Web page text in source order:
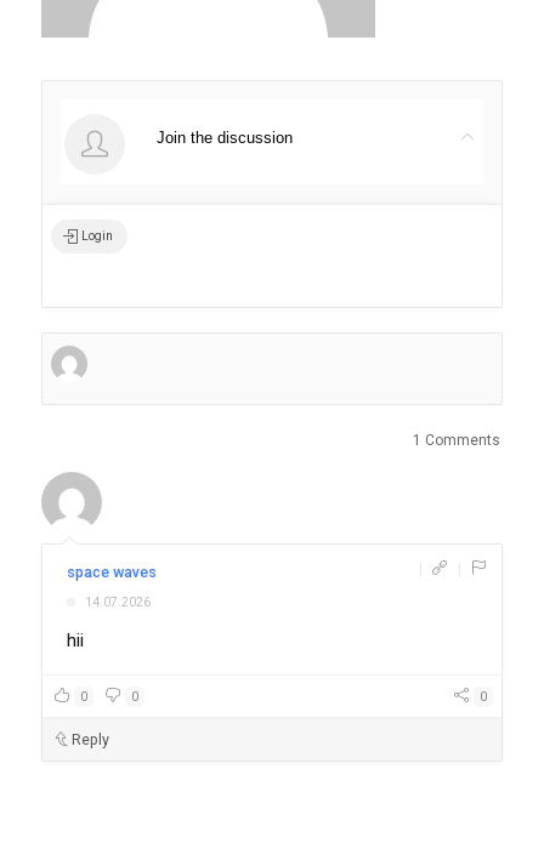
Join the discussion
Login
1 Comments
space waves
14.07.2026
hii
0 0 0
Reply